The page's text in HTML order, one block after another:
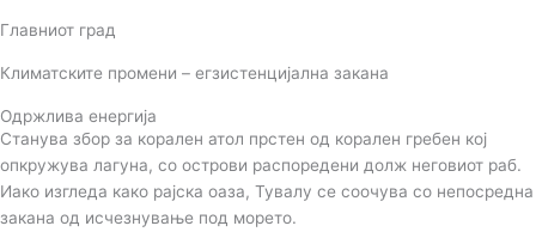
Главниот град
Климатските промени – егзистенцијална закана
Одржлива енергија
Станува збор за корален атол прстен од корален гребен кој
опкружува лагуна, со острови распоредени долж неговиот раб.
Иако изгледа како рајска оаза, Тувалу се соочува со непосредна
закана од исчезнување под морето.